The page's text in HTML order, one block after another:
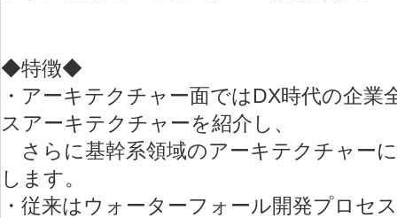
◆特徴◆
・アーキテクチャー面ではDX時代の企
スアーキテクチャーを紹介し、
さらに基幹系領域のアーキテクチャー
します。
・従来はウォーターフォール開発プロセ